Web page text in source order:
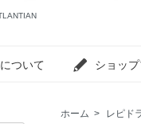
ついて ショッ
ホーム > レピド